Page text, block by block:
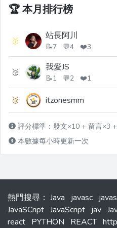
🏆本月排行榜
🥇 站長阿川
📝7 💬4 ❤️3
🥈 我愛JS
📝1 💬2 ❤️1
🥉 itzonesmm
評分標準：發文×10 + 留言×3
本數據每小時更新一次
熱門搜尋 ： Java javasc
JavaSCript JavaScript jav
react PYTHON REACT